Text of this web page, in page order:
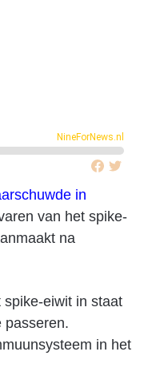
NineForNews.nl
in
van het spike-
na
eiwit in staat
passeren.
in het